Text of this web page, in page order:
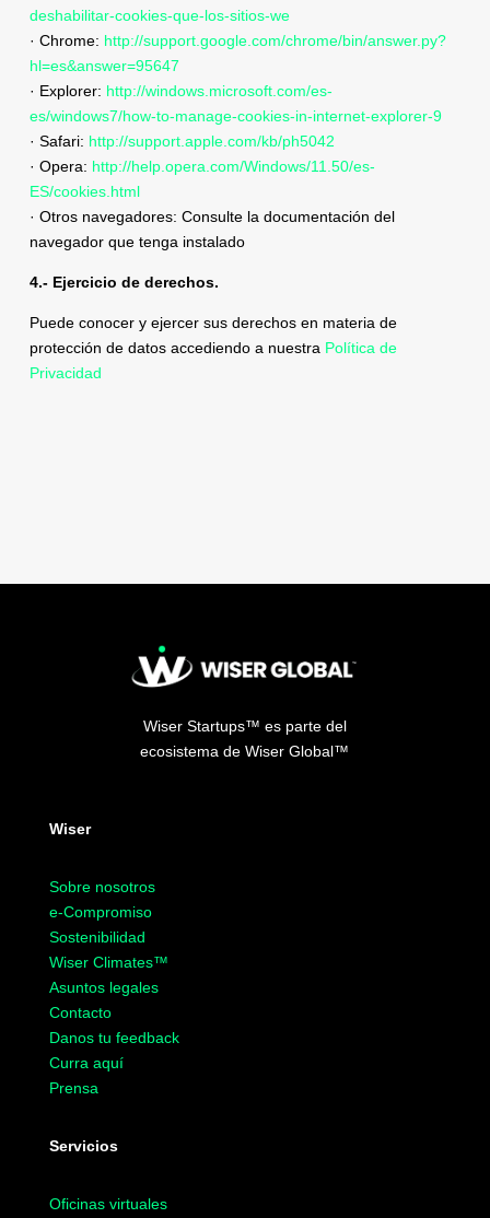
deshabilitar-cookies-que-los-sitios-we
· Chrome: http://support.google.com/chrome/bin/answer.py?
hl=es&answer=95647
· Explorer: http://windows.microsoft.com/es-
es/windows7/how-to-manage-cookies-in-internet-explorer-9
· Safari: http://support.apple.com/kb/ph5042
· Opera: http://help.opera.com/Windows/11.50/es-
ES/cookies.html
· Otros navegadores: Consulte la documentación del
navegador que tenga instalado
4.- Ejercicio de derechos.
Puede conocer y ejercer sus derechos en materia de
protección de datos accediendo a nuestra Política de
Privacidad
Wiser Startups™ es parte del
ecosistema de Wiser Global™
Wiser
Sobre nosotros
e-Compromiso
Sostenibilidad
Wiser Climates™
Asuntos legales
Contacto
Danos tu feedback
Curra aquí
Prensa
Servicios
Oficinas virtuales